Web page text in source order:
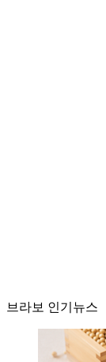
브라보 인기뉴스